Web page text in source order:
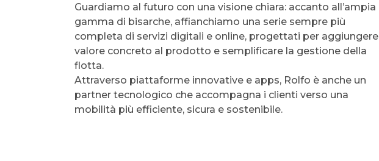
Guardiamo al futuro con una visione chiara: accanto all’ampia
gamma di bisarche, affianchiamo una serie sempre più
completa di servizi digitali e online, progettati per aggiungere
valore concreto al prodotto e semplificare la gestione della
flotta.
Attraverso piattaforme innovative e apps, Rolfo è anche un
partner tecnologico che accompagna i clienti verso una
mobilità più efficiente, sicura e sostenibile.